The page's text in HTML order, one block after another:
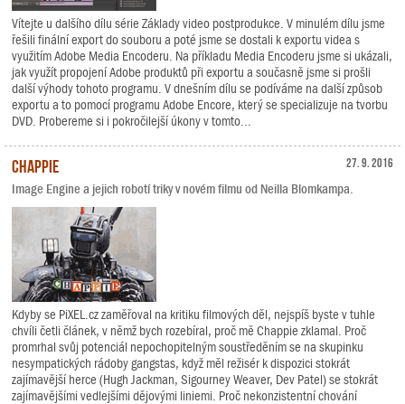
Vítejte u dalšího dílu série Základy video postprodukce. V minulém dílu jsme
řešili finální export do souboru a poté jsme se dostali k exportu videa s
využitím Adobe Media Encoderu. Na příkladu Media Encoderu jsme si ukázali,
jak využít propojení Adobe produktů při exportu a současně jsme si prošli
další výhody tohoto programu. V dnešním dílu se podíváme na další způsob
exportu a to pomocí programu Adobe Encore, který se specializuje na tvorbu
DVD. Probereme si i pokročilejší úkony v tomto...
27. 9. 2016
Chappie
Image Engine a jejich robotí triky v novém filmu od Neilla Blomkampa.
Kdyby se PiXEL.cz zaměřoval na kritiku filmových děl, nejspíš byste v tuhle
chvíli četli článek, v němž bych rozebíral, proč mě Chappie zklamal. Proč
promrhal svůj potenciál nepochopitelným soustředěním se na skupinku
nesympatických rádoby gangstas, když měl režisér k dispozici stokrát
zajímavější herce (Hugh Jackman, Sigourney Weaver, Dev Patel) se stokrát
zajímavějšími vedlejšími dějovými liniemi. Proč nekonzistentní chování